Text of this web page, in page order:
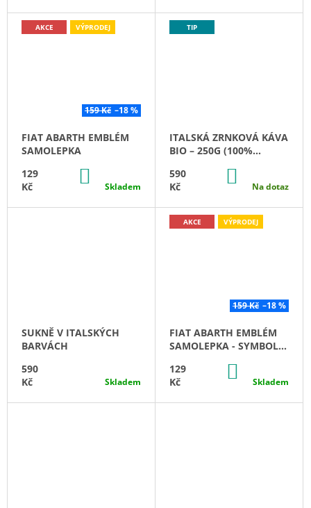
159 Kč –18 %
AKCE VÝPRODEJ
FIAT ABARTH EMBLÉM
SAMOLEPKA
129
Kč
KOŠÍKU
Skladem
TIP
ITALSKÁ ZRNKOVÁ KÁVA
BIO – 250G (100%
590
Kč
KOŠÍKU
Na dotaz
SUKNĚ V ITALSKÝCH
BARVÁCH
590
Kč
Skladem
159 Kč –18 %
AKCE VÝPRODEJ
FIAT ABARTH EMBLÉM
SAMOLEPKA - SYMBOL
129
Kč
KOŠÍKU
Skladem